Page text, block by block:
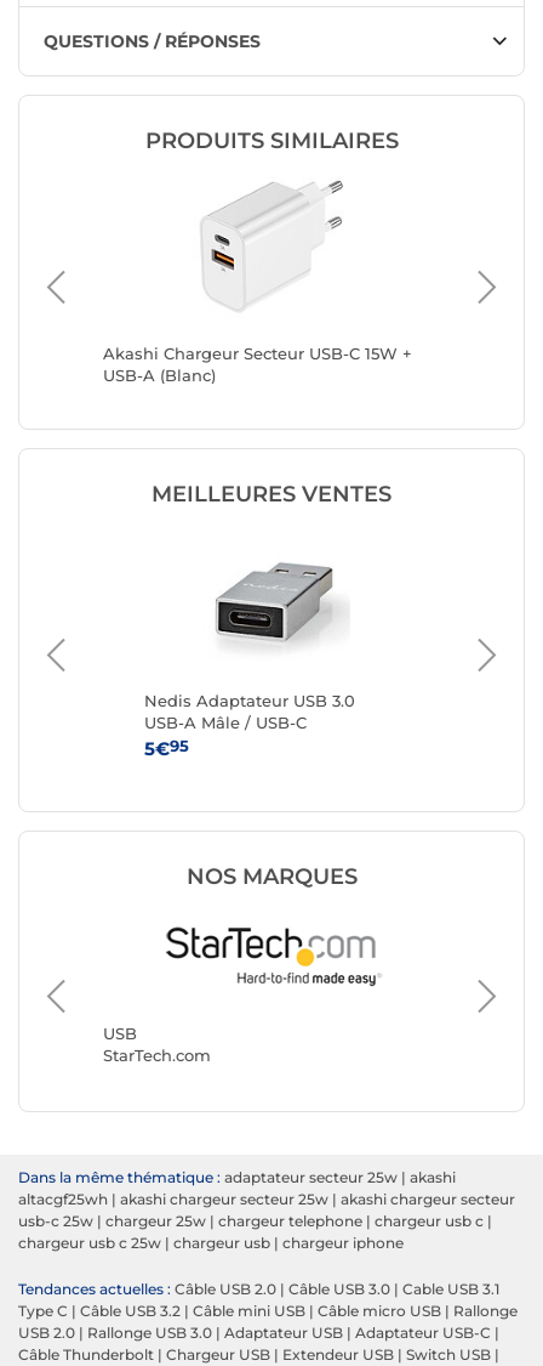
QUESTIONS / RÉPONSES
PRODUITS SIMILAIRES
Akashi Chargeur Secteur USB-C 15W +
USB-A (Blanc)
MEILLEURES VENTES
Nedis Adaptateur USB 3.0
USB-A Mâle / USB-C
5€95
NOS MARQUES
USB
StarTech.com
USB
Goobay
Dans la même thématique : adaptateur secteur 25w | akashi
altacgf25wh | akashi chargeur secteur 25w | akashi chargeur secteur
usb-c 25w | chargeur 25w | chargeur telephone | chargeur usb c |
chargeur usb c 25w | chargeur usb | chargeur iphone
Tendances actuelles : Câble USB 2.0 | Câble USB 3.0 | Cable USB 3.1
Type C | Câble USB 3.2 | Câble mini USB | Câble micro USB | Rallonge
USB 2.0 | Rallonge USB 3.0 | Adaptateur USB | Adaptateur USB-C |
Câble Thunderbolt | Chargeur USB | Extendeur USB | Switch USB |